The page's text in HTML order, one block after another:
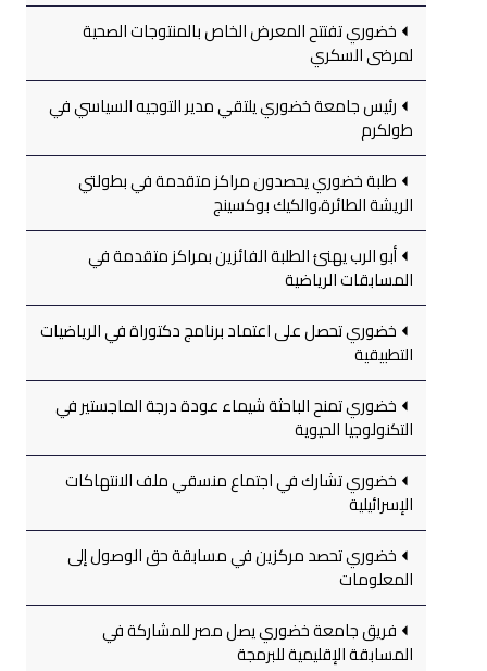
خضوري تفتتح المعرض الخاص بالمنتوجات الصحية
لمرضى السكري
رئيس جامعة خضوري يلتقي مدير التوجيه السياسي في
طولكرم
طلبة خضوري يحصدون مراكز متقدمة في بطولتي
الريشة الطائرة،والكيك بوكسينج
أبو الرب يهنئ الطلبة الفائزين بمراكز متقدمة في
المسابقات الرياضية
خضوري تحصل على اعتماد برنامج دكتوراة في الرياضيات
التطبيقية
خضوري تمنح الباحثة شيماء عودة درجة الماجستير في
التكنولوجيا الحيوية
خضوري تشارك في اجتماع منسقي ملف الانتهاكات
الإسرائيلية
خضوري تحصد مركزين في مسابقة حق الوصول إلى
المعلومات
فريق جامعة خضوري يصل مصر للمشاركة في
المسابقة الإقليمية للبرمجة